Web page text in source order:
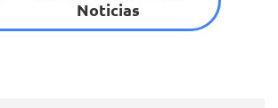
Noticias